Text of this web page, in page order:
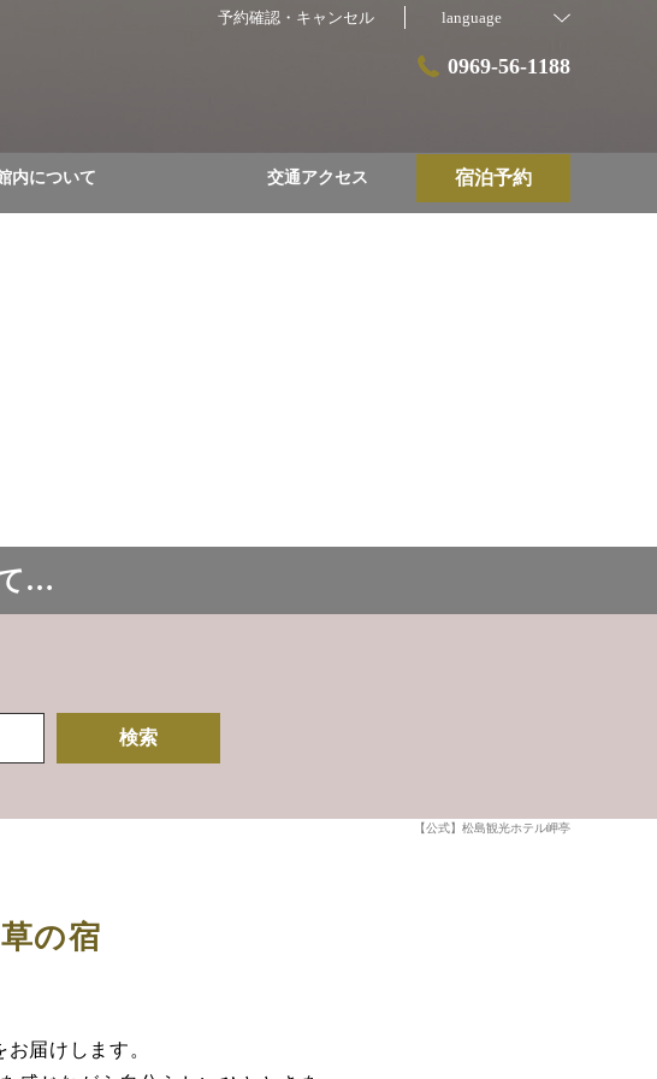
予約確認・キャンセル language
0969-56-1188
内について 交通アクセス 宿泊予約
…
検索
【公式】松島観光ホテル岬亭
の宿
届けします。